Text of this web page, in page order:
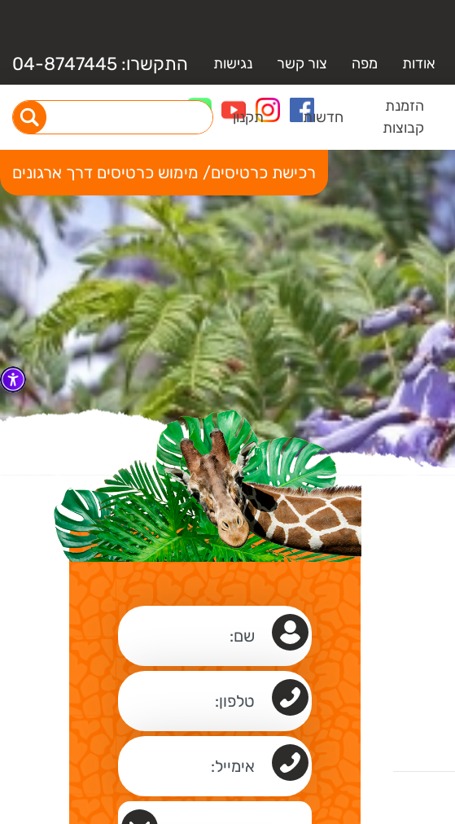
אודות מפה צור קשר נגישות התקשרו: 04-8747445
הזמנת
קבוצות
חדשות תקנון
רכישת כרטיסים/ מימוש כרטיסים דרך ארגונים